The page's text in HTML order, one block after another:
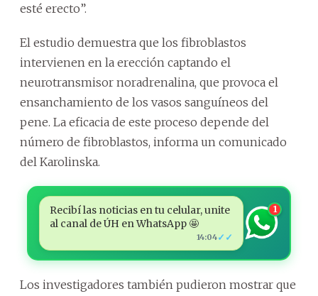
esté erecto”.
El estudio demuestra que los fibroblastos
intervienen en la erección captando el
neurotransmisor noradrenalina, que provoca el
ensanchamiento de los vasos sanguíneos del
pene. La eficacia de este proceso depende del
número de fibroblastos, informa un comunicado
del Karolinska.
Recibí las noticias en tu celular, unite
al canal de ÚH en WhatsApp 🤩
14:04✓✓
1
Los investigadores también pudieron mostrar que